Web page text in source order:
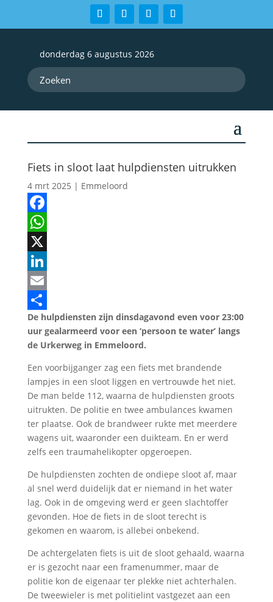
donderdag 6 augustus 2026
Fiets in sloot laat hulpdiensten uitrukken
4 mrt 2025 | Emmeloord
Facebook
WhatsApp
X
LinkedIn
Email
Delen
De hulpdiensten zijn dinsdagavond even voor 23:00
uur gealarmeerd voor een ‘persoon te water’ langs
de Urkerweg in Emmeloord.
Een voorbijganger zag een fiets met brandende
lampjes in een sloot liggen en vertrouwde het niet.
De man belde 112, waarna de hulpdiensten groots
uitrukten. De politie en twee ambulances kwamen
ter plaatse. Ook de brandweer rukte met meerdere
wagens uit, waaronder een duikteam. En er werd
zelfs een traumahelikopter opgeroepen.
De hulpdiensten zochten de ondiepe sloot af, maar
al snel werd duidelijk dat er niemand in het water
lag. Ook in de omgeving werd er geen slachtoffer
gevonden. Hoe de fiets in de sloot terecht is
gekomen en waarom, is allebei onbekend.
De achtergelaten fiets is uit de sloot gehaald, waarna
er is gezocht naar een framenummer, maar de
politie kon de eigenaar ter plekke niet achterhalen.
De tweewieler is met politielint vastgezet aan een